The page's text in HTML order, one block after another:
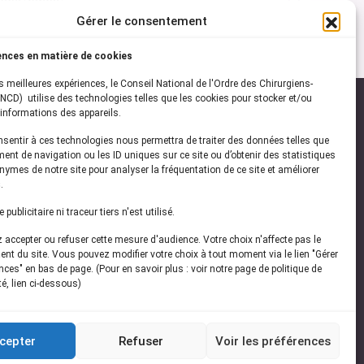
Gérer le consentement
en matière de cookies
meilleures expériences, le Conseil National de l'Ordre des Chirurgiens-
utilise des technologies telles que les cookies pour stocker et/ou
des appareils.
à ces technologies nous permettra de traiter des données telles que
de navigation ou les ID uniques sur ce site ou d’obtenir des statistiques
de notre site pour analyser la fréquentation de ce site et améliorer
publicitaire ni traceur tiers n'est utilisé.
accepter ou refuser cette mesure d'audience. Votre choix n'affecte pas le
du site. Vous pouvez modifier votre choix à tout moment via le lien "Gérer
en bas de page. (Pour en savoir plus : voir notre page de politique de
lien ci-dessous)
Refuser Voir les préférences
vous à notrenewsletter
les dernières actualités de l'ONCD